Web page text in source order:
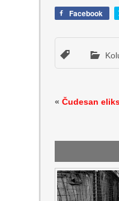
Facebook
«Čudesan